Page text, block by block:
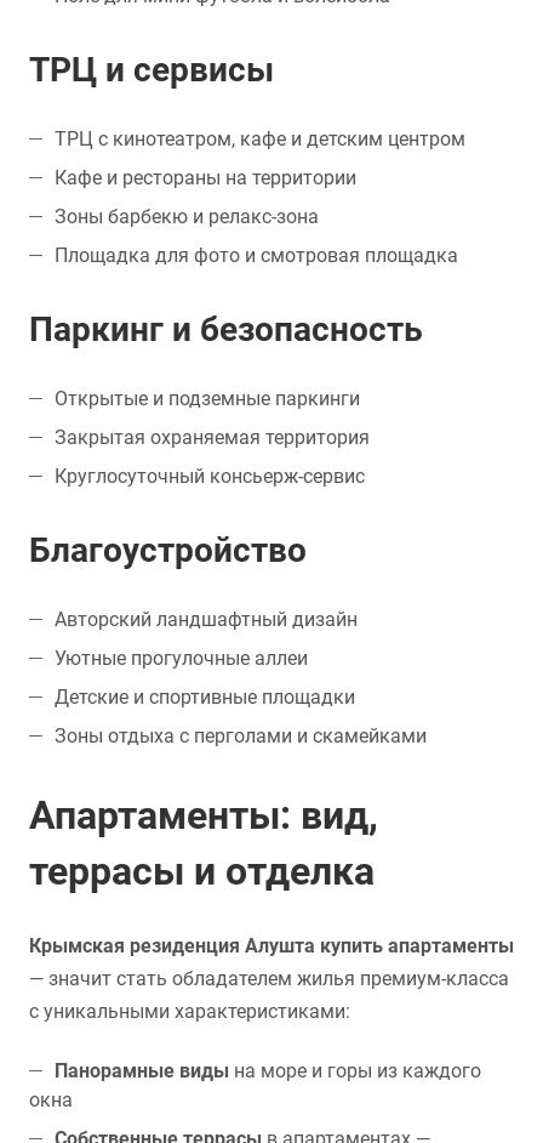
ТРЦ и сервисы
ТРЦ с кинотеатром, кафе и детским центром
Кафе и рестораны на территории
Зоны барбекю и релакс-зона
Площадка для фото и смотровая площадка
Паркинг и безопасность
Открытые и подземные паркинги
Закрытая охраняемая территория
Круглосуточный консьерж-сервис
Благоустройство
Авторский ландшафтный дизайн
Уютные прогулочные аллеи
Детские и спортивные площадки
Зоны отдыха с перголами и скамейками
Апартаменты: вид,
террасы и отделка
Крымская резиденция Алушта купить апартаменты
— значит стать обладателем жилья премиум-класса
с уникальными характеристиками:
Панорамные виды на море и горы из каждого
окна